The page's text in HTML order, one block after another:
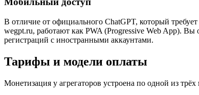
В отличие от официального ChatGPT, который
wegpt.ru, работают как PWA (Progressive Web App).
регистраций с иностранными аккаунтами.
Тарифы и модели оплаты
Монетизация у агрегаторов устроена по одной из трёх